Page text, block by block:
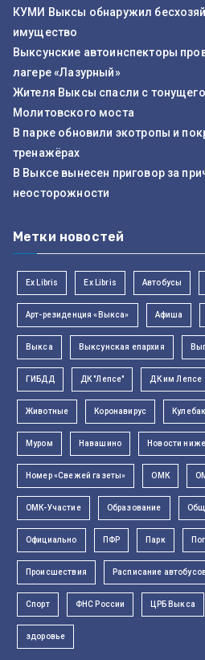
КУМИ Выксы обнаружил
имущество
Выксунские автоинспекторы
лагере «Лазурный»
Жителя Выксы спасли с тонущего
Молитовского моста
В парке обновили экотропы и
тренажёрах
В Выксе вынесен приговор за
неосторожности
Метки новостей
Ex Libris Ex Libris Автобусы
Арт-резиденция «Выкса» Афиша
Выкса Выксунская епархия
ГИБДД ДК "Лепсе" ДК им Лепсе
Животные Коронавирус
Муром Навашино Новости
Номер «Свежей газеты» ОМК
ОМК-Участие Образование
Официально ПФР Парк
Происшествия Расписание
Спорт ФНС России ЦРБ Выкса
здоровье